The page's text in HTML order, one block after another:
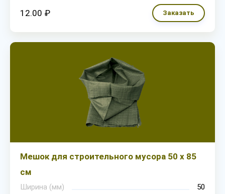
12.00 ₽ Заказать
Мешок для строительного мусора 50 х 85
см
Ширина (мм)
50